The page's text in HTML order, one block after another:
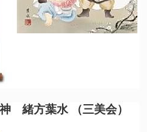
緒方葉水 （三美会）